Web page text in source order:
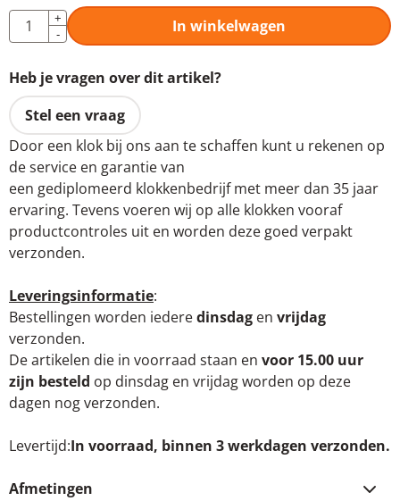
Aantal
+
-
In winkelwagen
Heb je vragen over dit artikel?
Stel een vraag
Door een klok bij ons aan te schaffen kunt u rekenen op
de service en garantie van
een gediplomeerd klokkenbedrijf met meer dan 35 jaar
ervaring. Tevens voeren wij op alle klokken vooraf
productcontroles uit en worden deze goed verpakt
verzonden.
Leveringsinformatie:
Bestellingen worden iederedinsdag en vrijdag
verzonden.
De artikelen die in voorraad staan en voor 15.00 uur
zijn besteld op dinsdag en vrijdag worden op deze
dagen nog verzonden.
Levertijd In voorraad, binnen 3 werkdagen verzonden.
Afmetingen